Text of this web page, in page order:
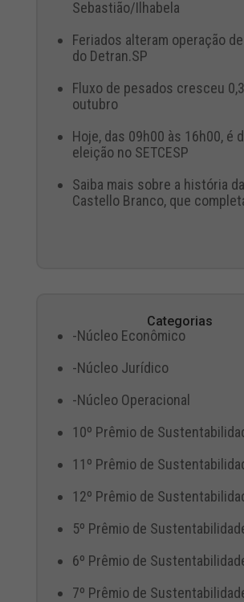
Sebastião/Ilhabela
Feriados alteram operação
do Detran.SP
Fluxo de pesados cresceu
outubro
Hoje, das 09h00 às 16h00, é
eleição no SETCESP
Saiba mais sobre a história
Castello Branco, que
Categorias
-Núcleo Econômico
-Núcleo Jurídico
-Núcleo Operacional
10º Prêmio de
11º Prêmio de
12º Prêmio de
5º Prêmio de
6º Prêmio de
7º Prêmio de